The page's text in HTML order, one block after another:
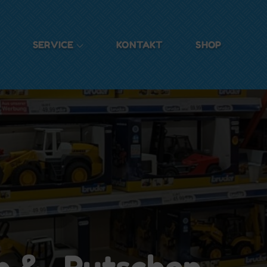
SERVICE KONTAKT SHOP